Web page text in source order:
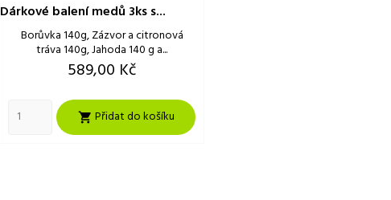
Dárkové balení medů 3ks s...
Borůvka 140g, Zázvor a citronová
tráva 140g, Jahoda 140 g a...
Cena
589,00 Kč
 Přidat do košíku